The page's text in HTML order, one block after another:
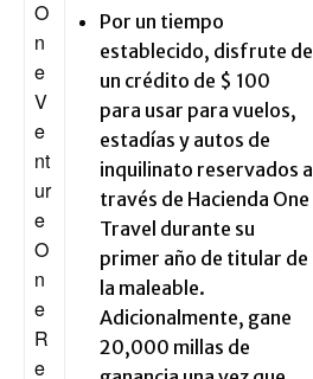
O
n
e
V
e
nt
ur
e
O
n
e
R
e
Por un tiempo
establecido, disfrute de
un crédito de $ 100
para usar para vuelos,
estadías y autos de
inquilinato reservados a
través de Hacienda One
Travel durante su
primer año de titular de
la maleable.
Adicionalmente, gane
20,000 millas de